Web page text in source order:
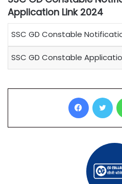
Application Link 2024
SSC GD Constable
SSC GD Constable
Facebook